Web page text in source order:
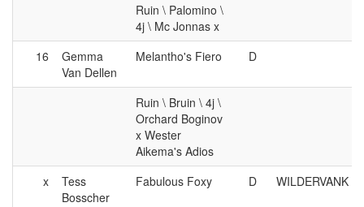
Ruin \ Palomino \
4j \ Mc Jonnas x
16
Gemma
Van Dellen
Melantho's Fiero D
Ruin \ Bruin \ 4j \
Orchard Boginov
x Wester
Aikema's Adios
x
Tess
Bosscher
Fabulous Foxy D WILDERVANK